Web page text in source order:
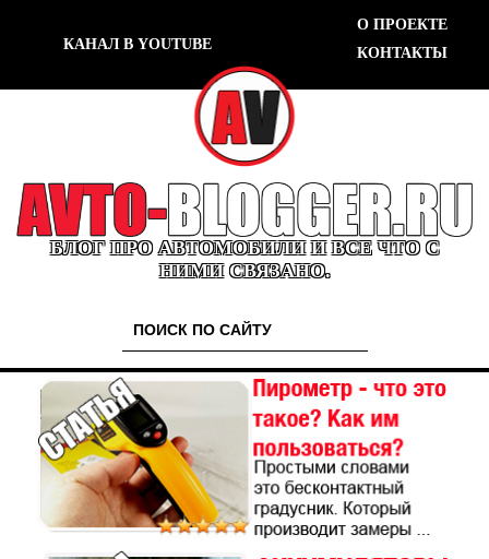
КАНАЛ В YOUTUBE
О ПРОЕКТЕ
КОНТАКТЫ
БЛОГ ПРО АВТОМОБИЛИ И ВСЕ ЧТО С
НИМИ СВЯЗАНО.